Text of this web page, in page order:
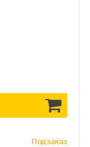
Под заказ